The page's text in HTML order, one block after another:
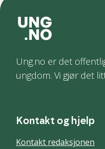
Ung.no er det
ungdom. Vi gjør det
Kontakt og hjelp
Kontakt redaksjonen